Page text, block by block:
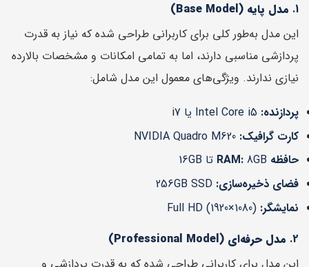
1. مدل پایه (Base Model)
این مدل به‌طور کلی برای کاربرانی طراحی شده که نیاز به قدرت
پردازشی مناسبی دارند، اما به تمامی امکانات و مشخصات بالارده
نیازی ندارند. ویژگی‌های معمول این مدل شامل:
پردازنده:
کارت گرافیک:
حافظه RAM: 8GB تا 16GB
فضای ذخیره‌سازی:
نمایشگر:
2. مدل حرفه‌ای (Professional Model)